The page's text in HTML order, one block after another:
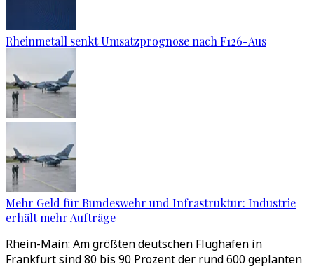
Rheinmetall senkt Umsatzprognose nach F126-Aus
Mehr Geld für Bundeswehr und Infrastruktur: Industrie
erhält mehr Aufträge
Rhein-Main: Am größten deutschen Flughafen in
Frankfurt sind 80 bis 90 Prozent der rund 600 geplanten